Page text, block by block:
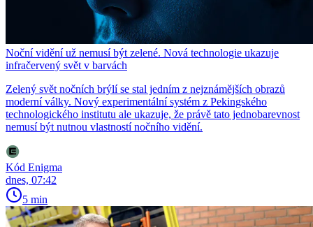
Noční vidění už nemusí být zelené. Nová technologie ukazuje
infračervený svět v barvách
Zelený svět nočních brýlí se stal jedním z nejznámějších obrazů
moderní války. Nový experimentální systém z Pekingského
technologického institutu ale ukazuje, že právě tato jednobarevnost
nemusí být nutnou vlastností nočního vidění.
Kód Enigma
dnes, 07:42
5 min